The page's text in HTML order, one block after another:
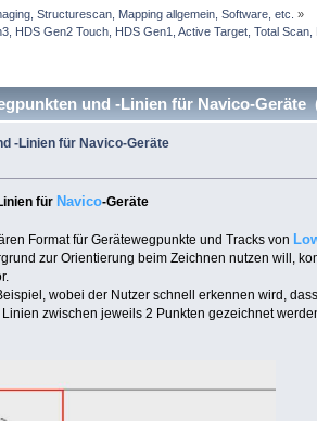
Structurescan, Mapping allgemein, Software, etc. »
Gen2 Touch, HDS Gen1, Active Target, Total Scan,
und -Linien für Navico-Geräte
-Linien für Navico-Geräte
für Navico-Geräte
Format für Gerätewegpunkte und Tracks von
zur Orientierung beim Zeichnen nutzen will,
wobei der Nutzer schnell erkennen wird,
zwischen jeweils 2 Punkten gezeichnet